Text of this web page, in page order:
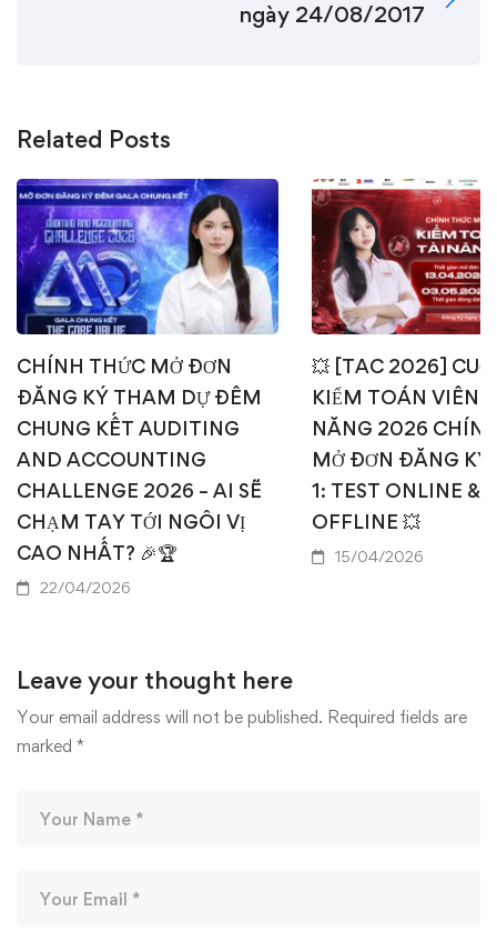
ngày 24/08/2017
Related Posts
CHÍNH THỨC MỞ ĐƠN
ĐĂNG KÝ THAM DỰ ĐÊM
CHUNG KẾT AUDITING
AND ACCOUNTING
CHALLENGE 2026 – AI SẼ
CHẠM TAY TỚI NGÔI VỊ
CAO NHẤT? 🎉🏆
22/04/2026
💥 [TAC 2026]
KIỂM TOÁN VIÊN
NĂNG 2026
MỞ ĐƠN ĐĂNG KÝ
1: TEST ONLINE &
OFFLINE 💥
15/04/2026
Leave your thought here
Your email address will not be published. Required fields are
marked *